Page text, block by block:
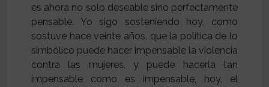
es ahora no solo deseable sino perfectamente
pensable. Yo sigo sosteniendo hoy, como
sostuve hace veinte años, que la política de lo
simbólico puede hacer impensable la violencia
contra las mujeres, y puede hacerla tan
impensable como es impensable, hoy, el